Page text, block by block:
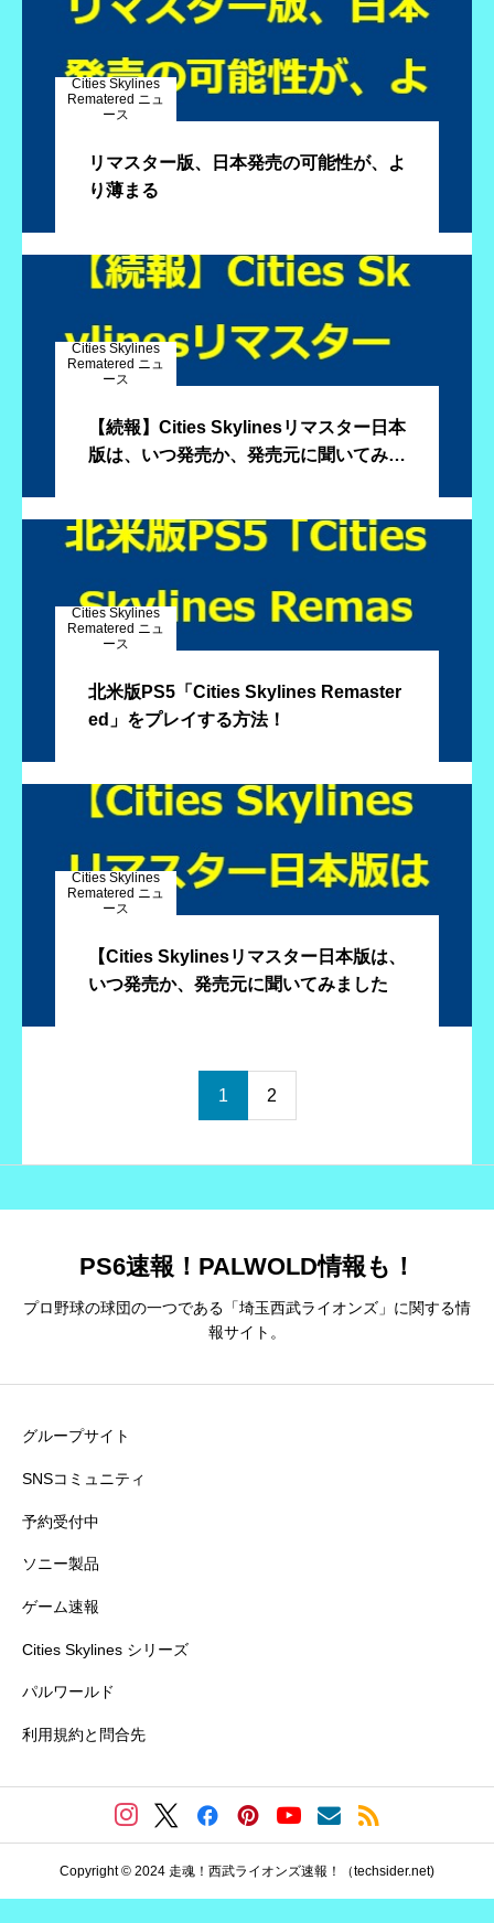
Cities Skylines
Rematered ニュ
ース
リマスター版、日本発売の可能性が、よ
り薄まる
Cities Skylines
Rematered ニュ
ース
【続報】Cities Skylinesリマスター日本
版は、いつ発売か、発売元に聞いてみま
Cities Skylines
Rematered ニュ
ース
北米版PS5「Cities Skylines Remaster
ed」をプレイする方法！
Cities Skylines
Rematered ニュ
ース
【Cities Skylinesリマスター日本版は、
いつ発売か、発売元に聞いてみました
1 2
PS6速報！PALWOLD情報も！
プロ野球の球団の一つである「埼玉西武ライオンズ」に関する情
報サイト。
グループサイト
SNSコミュニティ
予約受付中
ソニー製品
ゲーム速報
Cities Skylines シリーズ
パルワールド
利用規約と問合先
Copyright © 2024 走魂！西武ライオンズ速報！（techsider.net)